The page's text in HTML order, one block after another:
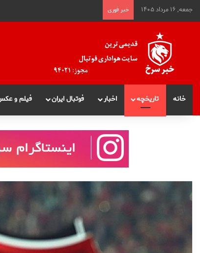
جمعه, ۱۶ مرداد ۱۴۰۵ خبر فوری
خانه تاریخچه اخبار فوتبال ایران فیلم و